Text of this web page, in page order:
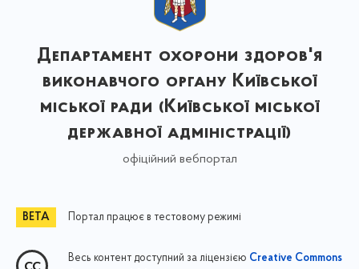
Департамент охорони здоров'я
виконавчого органу Київської
міської ради (Київської міської
державної адміністрації)
офіційний вебпортал
Портал працює в тестовому режимі
Весь контент доступний за ліцензією Creative Commons